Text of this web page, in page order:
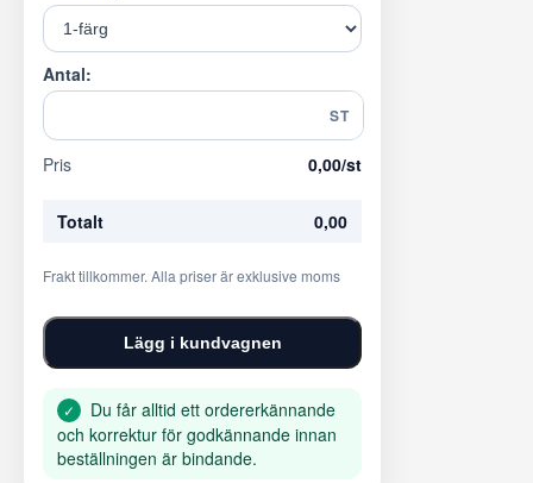
Antal:
ST
Pris 0,00/st
Totalt 0,00
Frakt tillkommer. Alla priser är exklusive moms
Lägg i kundvagnen
✓
Du får alltid ett ordererkännande
och korrektur för godkännande innan
beställningen är bindande.